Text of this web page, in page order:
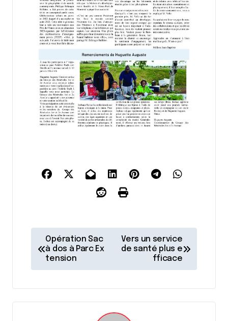
v
i
g
Opération Sac
à dos à Parc Ex
tension
Vers un service
de santé plus e
fficace